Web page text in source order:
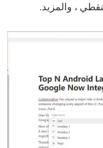
، والمزيد.